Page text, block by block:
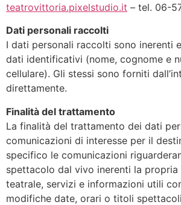
teatrovittoria.pixelstudio.it – tel. 06-
Dati personali raccolti
I dati personali raccolti sono inerenti
dati identificativi (nome, cognome e
cellulare). Gli stessi sono forniti
direttamente.
Finalità del trattamento
La finalità del trattamento dei dati
comunicazioni di interesse per il
specifico le comunicazioni
spettacolo dal vivo inerenti la
teatrale, servizi e informazioni utili
modifiche date, orari o titoli